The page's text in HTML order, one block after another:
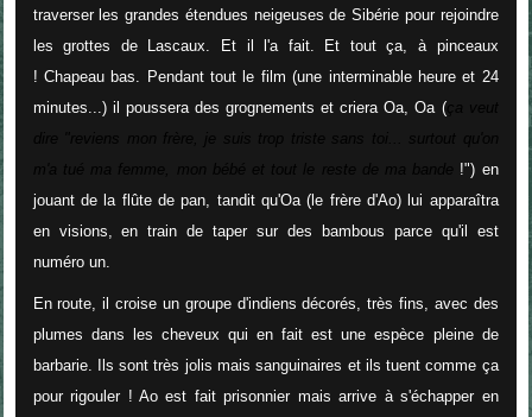
traverser les grandes étendues neigeuses de Sibérie pour rejoindre
les grottes de Lascaux. Et il l'a fait. Et tout ça, à pinceaux
! Chapeau bas. Pendant tout le film (une interminable heure et 24
minutes...) il poussera des grognements et criera Oa, Oa (ça veut
!") en
jouant de la flûte de pan, tandit qu'Oa (le frère d'Ao) lui apparaîtra
en visions, en train de taper sur des bambous parce qu'il est
numéro un.
En route, il croise un groupe d'indiens décorés, très fins, avec des
plumes dans les cheveux qui en fait est une espèce pleine de
barbarie. Ils sont très jolis mais sanguinaires et ils tuent comme ça
pour rigouler ! Ao est fait prisonnier mais arrive à s'échapper en